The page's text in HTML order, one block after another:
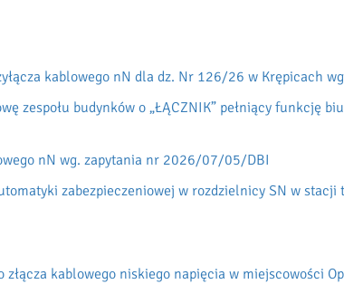
kablowego nN dla dz. Nr 126/26 w Krępicach
zespołu budynków o „ŁĄCZNIK” pełniący funkcję
nN wg. zapytania nr 2026/07/05/DBI
zabezpieczeniowej w rozdzielnicy SN w
kablowego niskiego napięcia w miejscowości